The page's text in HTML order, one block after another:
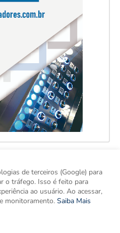
de terceiros (Google) para
o tráfego. Isso é feito para
ao usuário. Ao acessar,
monitoramento. Saiba Mais